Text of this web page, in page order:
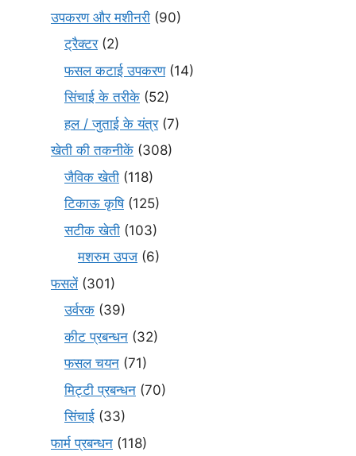
उपकरण और मशीनरी (90)
ट्रैक्टर(2)
फसल कटाई उपकरण(14)
सिंचाई के तरीके (52)
हल / जुताई के यंत्र(7)
खेती की तकनीकें (308)
जैविक खेती (118)
टिकाऊ कृषि(125)
सटीक खेती (103)
मशरुम उपज (6)
फसलें(301)
उर्वरक (39)
कीट प्रबन्धन (32)
फसल चयन (71)
मि‌ट्टी प्रबन्धन (70)
सिंचाई (33)
फार्म प्रबन्धन (118)